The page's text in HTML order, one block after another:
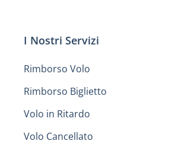
I Nostri Servizi
Rimborso Volo
Rimborso Biglietto
Volo in Ritardo
Volo Cancellato